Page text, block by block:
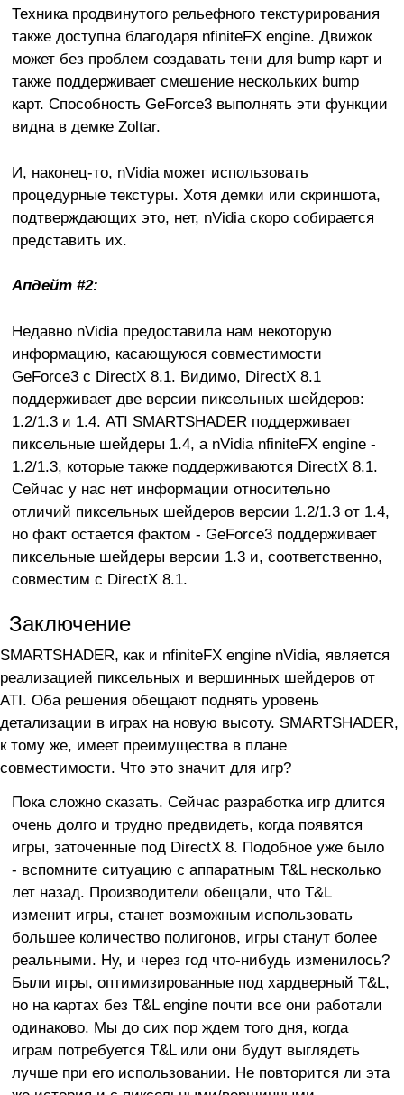
Техника продвинутого рельефного текстурирования
также доступна благодаря nfiniteFX engine. Движок
может без проблем создавать тени для bump карт и
также поддерживает смешение нескольких bump
карт. Способность GeForce3 выполнять эти функции
видна в демке Zoltar.
И, наконец-то, nVidia может использовать
процедурные текстуры. Хотя демки или скриншота,
подтверждающих это, нет, nVidia скоро собирается
представить их.
Апдейт #2:
Недавно nVidia предоставила нам некоторую
информацию, касающуюся совместимости
GeForce3 с DirectX 8.1. Видимо, DirectX 8.1
поддерживает две версии пиксельных шейдеров:
1.2/1.3 и 1.4. ATI SMARTSHADER поддерживает
пиксельные шейдеры 1.4, а nVidia nfiniteFX engine -
1.2/1.3, которые также поддерживаются DirectX 8.1.
Сейчас у нас нет информации относительно
отличий пиксельных шейдеров версии 1.2/1.3 от 1.4,
но факт остается фактом - GeForce3 поддерживает
пиксельные шейдеры версии 1.3 и, соответственно,
совместим с DirectX 8.1.
Заключение
SMARTSHADER, как и nfiniteFX engine nVidia, является
реализацией пиксельных и вершинных шейдеров от
ATI. Оба решения обещают поднять уровень
детализации в играх на новую высоту. SMARTSHADER,
к тому же, имеет преимущества в плане
совместимости. Что это значит для игр?
Пока сложно сказать. Сейчас разработка игр длится
очень долго и трудно предвидеть, когда появятся
игры, заточенные под DirectX 8. Подобное уже было
- вспомните ситуацию с аппаратным T&L несколько
лет назад. Производители обещали, что T&L
изменит игры, станет возможным использовать
большее количество полигонов, игры станут более
реальными. Ну, и через год что-нибудь изменилось?
Были игры, оптимизированные под хардверный T&L,
но на картах без T&L engine почти все они работали
одинаково. Мы до сих пор ждем того дня, когда
играм потребуется T&L или они будут выглядеть
лучше при его использовании. Не повторится ли эта